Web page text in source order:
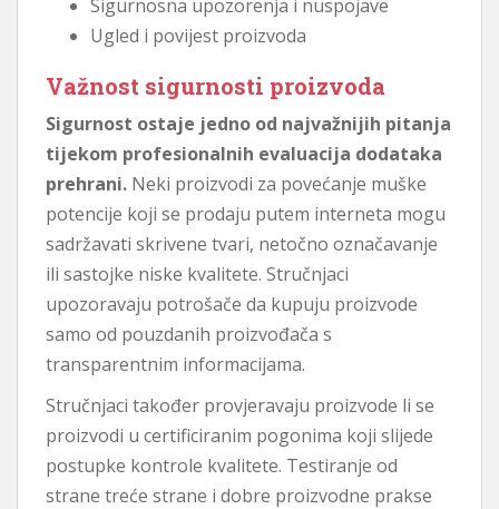
Sigurnosna upozorenja i nuspojave
Ugled i povijest proizvoda
Važnost sigurnosti proizvoda
Sigurnost ostaje jedno od najvažnijih pitanja
tijekom profesionalnih evaluacija dodataka
prehrani. Neki proizvodi za povećanje muške
potencije koji se prodaju putem interneta mogu
sadržavati skrivene tvari, netočno označavanje
ili sastojke niske kvalitete. Stručnjaci
upozoravaju potrošače da kupuju proizvode
samo od pouzdanih proizvođača s
transparentnim informacijama.
Stručnjaci također provjeravaju proizvode li se
proizvodi u certificiranim pogonima koji slijede
postupke kontrole kvalitete. Testiranje od
strane treće strane i dobre proizvodne prakse